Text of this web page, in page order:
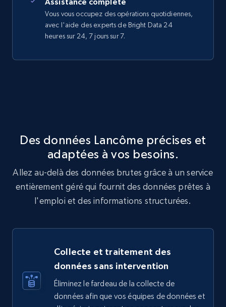
Vous vous occupez des opérations quotidiennes,
avec l'aide des experts de Bright Data 24
heures sur 24, 7 jours sur 7.
Des données Lancôme précises et
adaptées à vos besoins.
Allez au-delà des données brutes grâce à un service
entièrement géré qui fournit des données prêtes à
l'emploi et des informations structurées.
Collecte et traitement des
données sans intervention
Éliminez le fardeau de la collecte de
données afin que vos équipes de données et